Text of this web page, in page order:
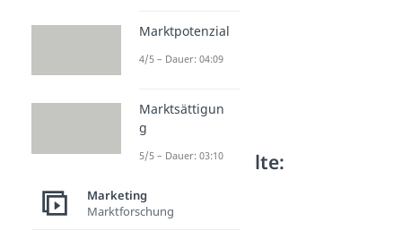
Weitere Inhalte:
Distributionspolitik
Marktpotenzial
4/5 – Dauer: 04:09
Marktsättigun
g
5/5 – Dauer: 03:10
Marketing
Marktforschung